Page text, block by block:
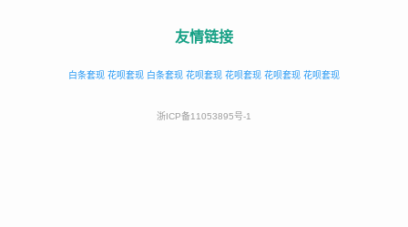
行，都可以使用花呗在线支付，让消费更加便捷。 滴滴
出行 ：在使用滴滴打车时，用户可以选择花呗支付打车
费用，无需担心账户余额不足，出行更加轻松。 飞猪 ：
等费用。无论是商务出行还是休闲旅游，都能为用户提供
页面，仔细留意支付选项，或许就能发现花呗的身影。此
当你为家中各项费用买单时，花呗支付如同一个贴心助
友情链接
白条套现 花呗套现 白条套现 花呗套现 花呗套现 花呗套现 花呗套现
浙ICP备11053895号-1